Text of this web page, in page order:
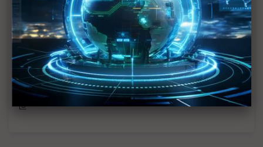
評析：Google「養龍蝦」塞進原生Android 中國市
場幾無Gemini Intelligence發揮空間
搶先WWDC Google Android Show先推Android功
能更新
Googlebook以Gemini為核心 攜手NB品牌2H26問
世